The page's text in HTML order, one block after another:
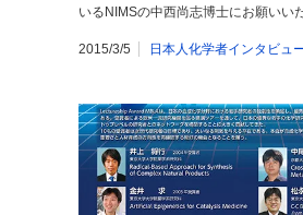
いるNIMSの中西尚志博士にお願い
2015/3/5 日本人化学者インタビュ